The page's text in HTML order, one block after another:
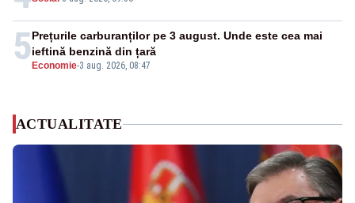
5 Economie-3 aug. 2026, 08:47
Prețurile carburanților pe 3 august. Unde este cea mai
ieftină benzină din țară
ACTUALITATE